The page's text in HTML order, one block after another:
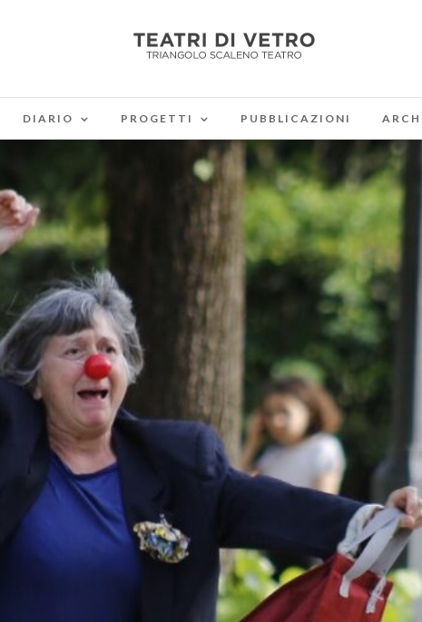
DIARIO PROGETTI PUBBLICAZIONI